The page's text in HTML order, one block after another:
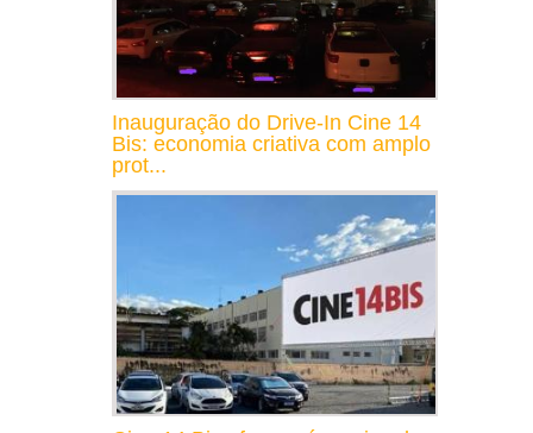
Inauguração do Drive-In Cine 14
Bis: economia criativa com amplo
prot...